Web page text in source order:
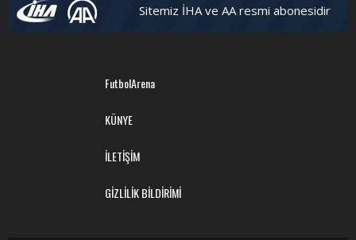
Sitemiz İHA ve AA resmi abonesidir
FutbolArena
KÜNYE
İLETİŞİM
GİZLİLİK BİLDİRİMİ